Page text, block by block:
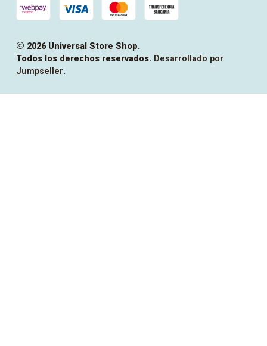
2026 Universal Store Shop.
Todos los derechos reservados. Desarrollado por
Jumpseller.